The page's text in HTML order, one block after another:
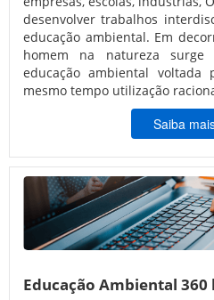
desenvolver trabalhos
educação ambiental. Em
homem na natureza
educação ambiental voltada
mesmo tempo utilização
Saiba
Educação Ambiental 360